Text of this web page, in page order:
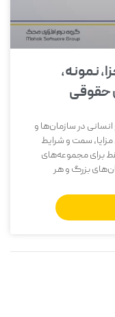
نمونه،
حقوقی
در سازمان‌ها و
سمت و شرایط
برای مجموعه‌های
بزرگ و هر